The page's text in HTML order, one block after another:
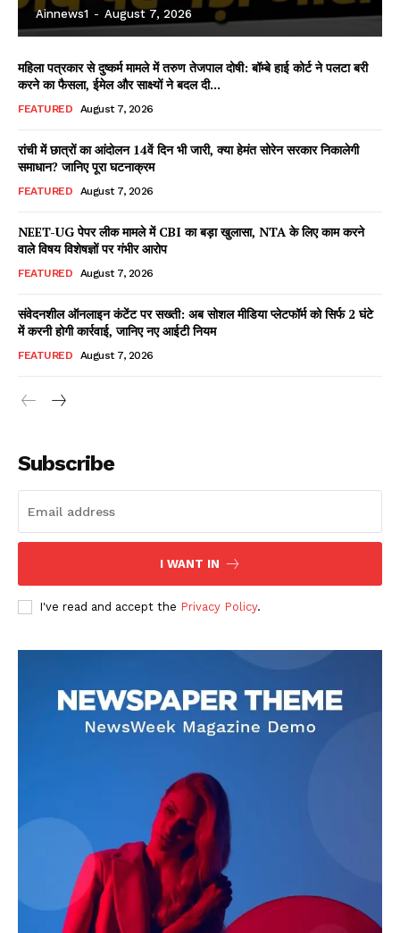
Facebook
X WhatsApp
Share
Read Latest News on AIN
DOWNLOAD NOW
AIN NEWS 1
Contact Us
About Us
Privacy Policy
Terms of Use Agreement
Ainnews1 - August 7, 2026
महिला पत्रकार से दुष्कर्म मामले में तरुण तेजपाल दोषी: बॉम्बे हाई कोर्ट ने पलटा बरी
करने का फैसला, ईमेल और साक्ष्यों ने बदल दी...
FEATURED August 7, 2026
रांची में छात्रों का आंदोलन 14वें दिन भी जारी, क्या हेमंत सोरेन सरकार निकालेगी
समाधान? जानिए पूरा घटनाक्रम
FEATURED August 7, 2026
NEET-UG पेपर लीक मामले में CBI का बड़ा खुलासा, NTA के लिए काम करने
वाले विषय विशेषज्ञों पर गंभीर आरोप
FEATURED August 7, 2026
संवेदनशील ऑनलाइन कंटेंट पर सख्ती: अब सोशल मीडिया प्लेटफॉर्म को सिर्फ 2 घंटे
में करनी होगी कार्रवाई, जानिए नए आईटी नियम
FEATURED August 7, 2026
Subscribe
I WANT IN
I've read and accept the Privacy Policy.